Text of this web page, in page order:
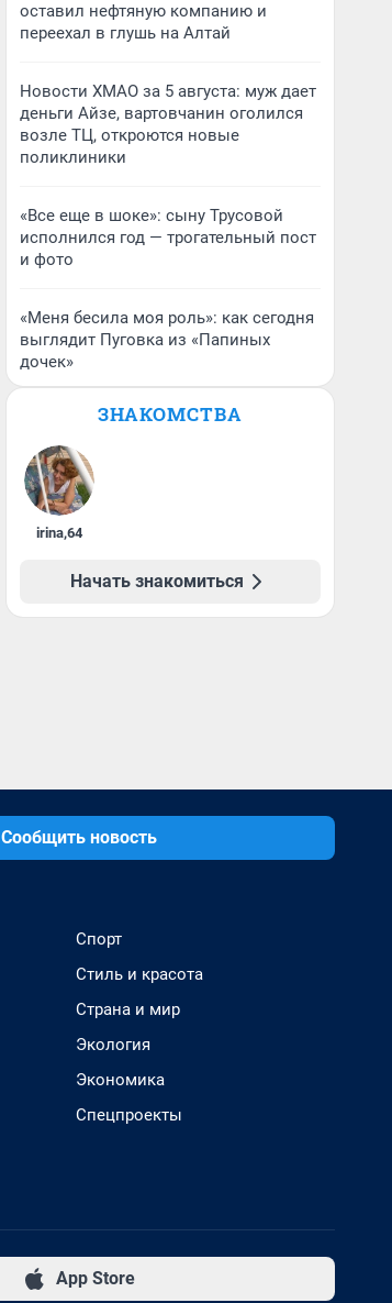
оставил нефтяную компанию и
переехал в глушь на Алтай
Новости ХМАО за 5 августа: муж дает
деньги Айзе, вартовчанин оголился
возле ТЦ, откроются новые
поликлиники
«Все еще в шоке»: сыну Трусовой
исполнился год — трогательный пост
и фото
«Меня бесила моя роль»: как сегодня
выглядит Пуговка из «Папиных
дочек»
ЗНАКОМСТВА
irina,64
Начать знакомиться
Сообщить новость
Спорт
Стиль и красота
Страна и мир
Экология
Экономика
Спецпроекты
App Store